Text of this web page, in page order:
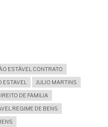
ESTÁVEL CONTRATO
ESTAVEL
JULIO MARTINS
DE FAMILIA
REGIME DE BENS